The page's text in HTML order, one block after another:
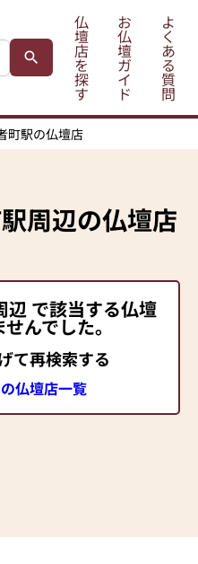
仏
壇
店
を
探
す
お
仏
壇
ガ
イ
ド
よ
く
あ
る
質
問
町駅の仏壇店
周辺の仏壇店
辺 で該当する仏壇
んでした。
て再検索する
仏壇店一覧